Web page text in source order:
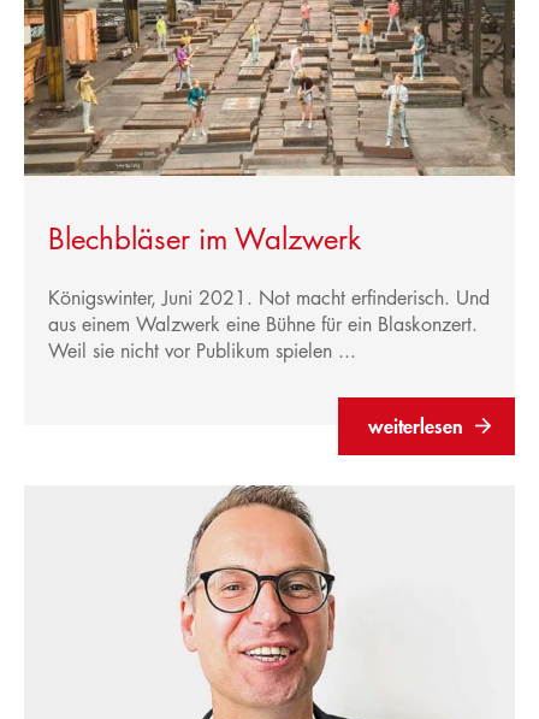
Blechbläser im Walzwerk
Königswinter, Juni 2021. Not macht erfinderisch. Und
aus einem Walzwerk eine Bühne für ein Blaskonzert.
Weil sie nicht vor Publikum spielen ...
weiterlesen